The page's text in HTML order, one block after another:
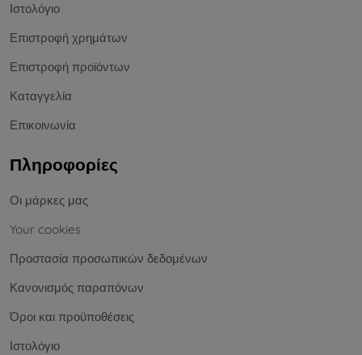
Ιστολόγιο
Επιστροφή χρημάτων
Επιστροφή προϊόντων
Καταγγελία
Επικοινωνία
Πληροφορίες
Οι μάρκες μας
Your cookies
Προστασία προσωπικών δεδομένων
Κανονισμός παραπόνων
Όροι και προϋποθέσεις
Ιστολόγιο